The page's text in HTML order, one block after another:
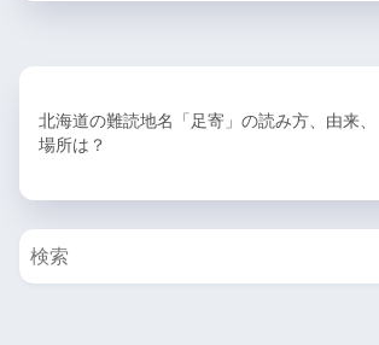
北海道の難読地名「足寄」の読み方、由来、
場所は？